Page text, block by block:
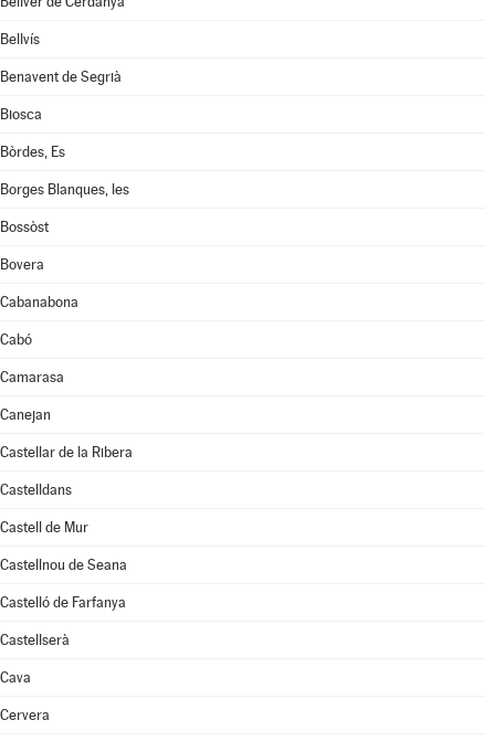
Bellvís
Benavent de Segrià
Biosca
Bòrdes, Es
Borges Blanques, les
Bossòst
Bovera
Cabanabona
Cabó
Camarasa
Canejan
Castellar de la Ribera
Castelldans
Castell de Mur
Castellnou de Seana
Castelló de Farfanya
Castellserà
Cava
Cervera